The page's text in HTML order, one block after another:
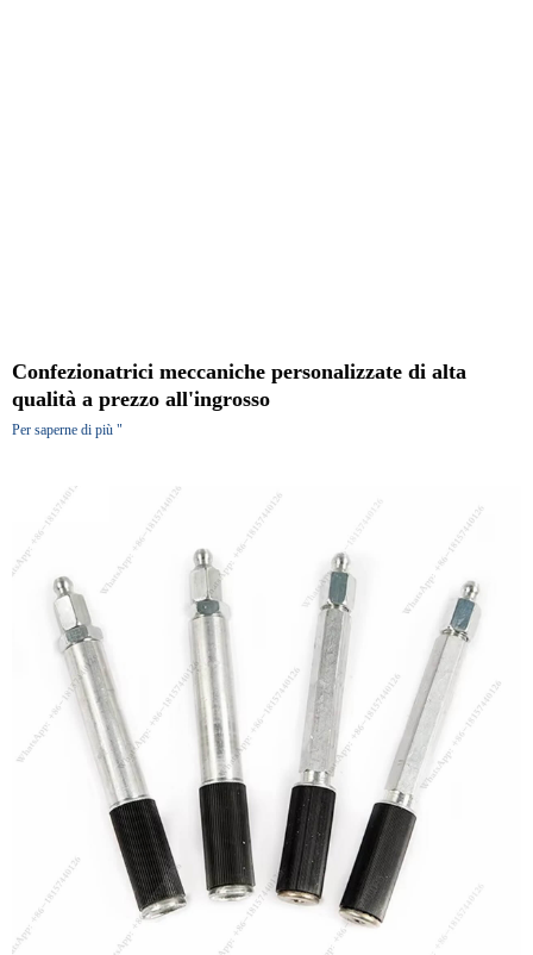
Confezionatrici meccaniche personalizzate di alta
qualità a prezzo all'ingrosso
Per saperne di più "